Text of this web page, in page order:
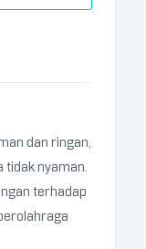
dan ringan,
tidak nyaman.
terhadap